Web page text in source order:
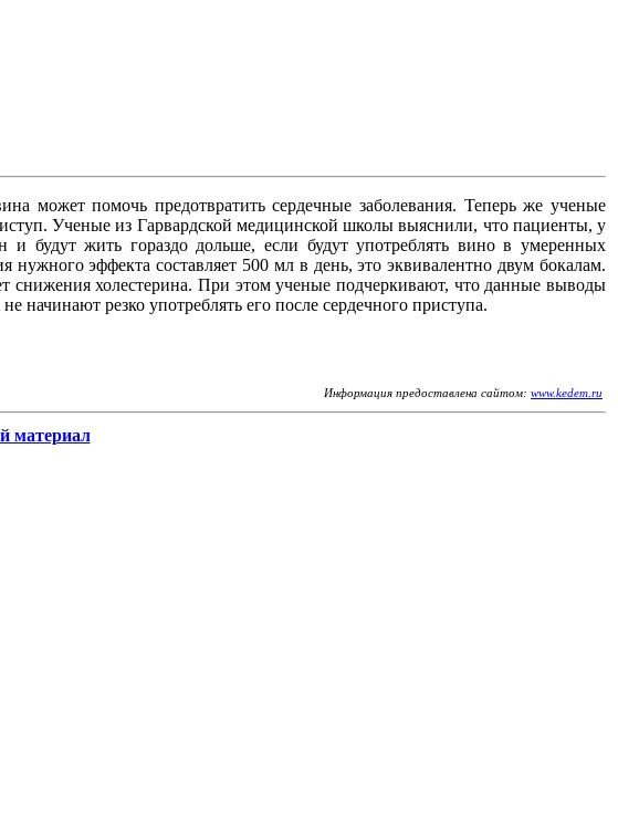
может помочь предотвратить сердечные заболевания. Теперь же ученые
Ученые из Гарвардской медицинской школы выяснили, что пациенты, у
будут жить гораздо дольше, если будут употреблять вино в умеренных
нужного эффекта составляет 500 мл в день, это эквивалентно двум бокалам.
снижения холестерина. При этом ученые подчеркивают, что данные выводы
резко употреблять его после сердечного приступа.
Информация предоставлена сайтом: www.kedem.ru
материал